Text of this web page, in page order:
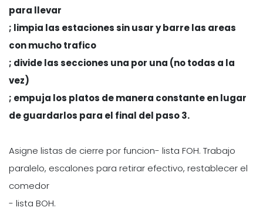
para llevar
; limpia las estaciones sin usar y barre las areas
con mucho trafico
; divide las secciones una por una (no todas a la
vez)
; empuja los platos de manera constante en lugar
de guardarlos para el final del paso 3.
Asigne listas de cierre por funcion- lista FOH. Trabajo
paralelo, escalones para retirar efectivo, restablecer el
comedor
- lista BOH.